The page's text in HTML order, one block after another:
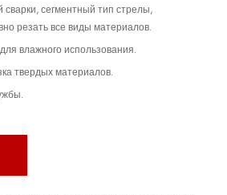
сварки, сегментный тип стрелы,
резать все виды материалов.
влажного использования.
твердых материалов.